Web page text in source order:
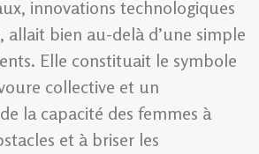
innovations technologiques
allait bien au-delà d’une simple
Elle constituait le symbole
collective et un
la capacité des femmes à
et à briser les